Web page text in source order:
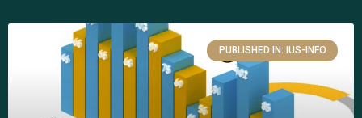
PUBLISHED IN: IUS-INFO